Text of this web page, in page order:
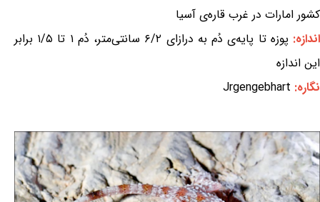
کشور امارات در غرب قاره‌ی آسیا
اندازه:
پوزه تا پایه‌ی دُم به درازای ۶/۲ سانتی‌متر، دُم ۱ تا ۱/۵ برابر
این اندازه
نگاره: Jrgengebhart